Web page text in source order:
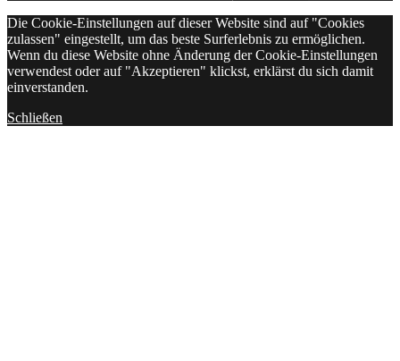
Die Cookie-Einstellungen auf dieser Website sind auf "Cookies
zulassen" eingestellt, um das beste Surferlebnis zu ermöglichen.
Wenn du diese Website ohne Änderung der Cookie-Einstellungen
verwendest oder auf "Akzeptieren" klickst, erklärst du sich damit
einverstanden.
Schließen